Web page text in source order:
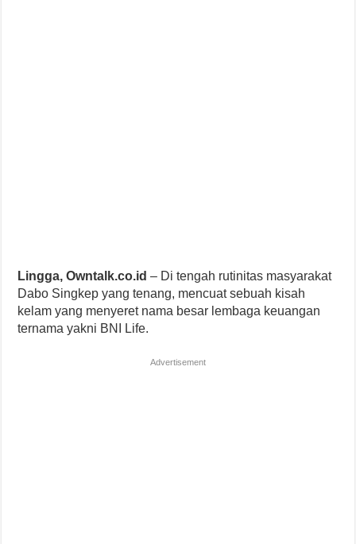
Lingga, Owntalk.co.id – Di tengah rutinitas masyarakat
Dabo Singkep yang tenang, mencuat sebuah kisah
kelam yang menyeret nama besar lembaga keuangan
ternama yakni BNI Life.
Advertisement